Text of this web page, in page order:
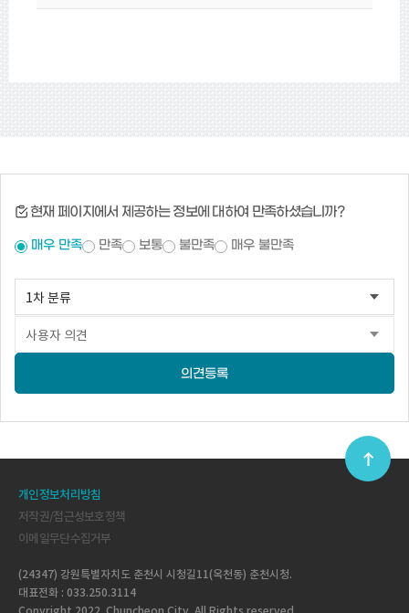
현재 페이지에서 제공하는 정보에 대하여 만족하셨습니까?
매우 만족 만족 보통 불만족 매우 불만족
의견등록
개인정보처리방침
저작권/접근성보호정책
이메일무단수집거부
(24347) 강원특별자치도 춘천시 시청길11(옥천동) 춘천시청.
대표전화 : 033.250.3114